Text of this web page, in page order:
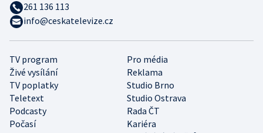
TV program
Pro média
Živé vysílání
Reklama
TV poplatky
Studio Brno
Teletext
Studio Ostrava
Podcasty
Rada ČT
Počasí
Kariéra
261 136 113
info@ceskatelevize.cz